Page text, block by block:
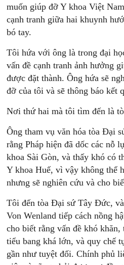
muốn giúp đỡ Y khoa Việt
cạnh tranh giữa hai khuynh
bó tay.
Tôi hứa với ông là trong đại
vấn đề cạnh tranh ảnh hưởng
được đặt thành. Ông hứa sẽ
đỡ của tôi và sẽ thông báo kết
Nơi thứ hai mà tôi tìm đến là
Ông tham vụ văn hóa tòa Đại
rằng Pháp hiện đã dốc các nỗ
khoa Sài Gòn, và thấy khó có
Y khoa Huế, vì vậy không thể
nhưng sẽ nghiên cứu và cho
Tôi đến tòa Đại sứ Tây Đức,
Von Wenland tiếp cách nồng
cho biết rằng vấn đề khó
tiểu bang khá lớn, và quy chế
gần như tuyệt đối. Chính phủ